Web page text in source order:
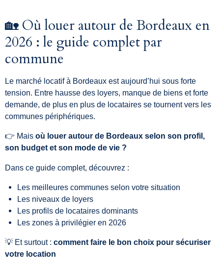
🏡 Où louer autour de Bordeaux en
2026 : le guide complet par
commune
Le marché locatif à Bordeaux est aujourd’hui sous forte
tension. Entre hausse des loyers, manque de biens et forte
demande, de plus en plus de locataires se tournent vers les
communes périphériques.
👉 Mais où louer autour de Bordeaux selon son profil,
son budget et son mode de vie ?
Dans ce guide complet, découvrez :
Les meilleures communes selon votre situation
Les niveaux de loyers
Les profils de locataires dominants
Les zones à privilégier en 2026
💡 Et surtout : comment faire le bon choix pour sécuriser
votre location